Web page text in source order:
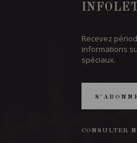
Recevez
informations
spéciaux.
CONSULTER